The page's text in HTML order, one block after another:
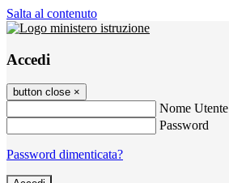
Salta al contenuto
Accedi
button close ×
Nome Utente
Password
Password dimenticata?